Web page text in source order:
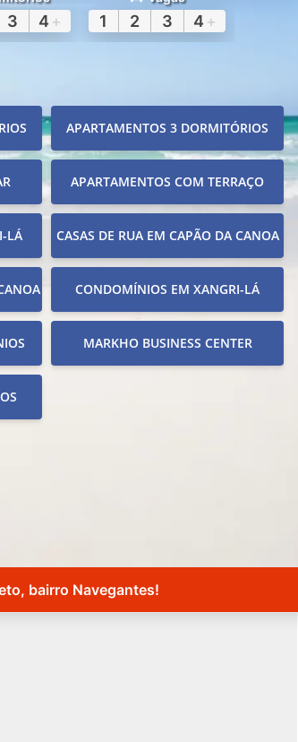
3 4 + 1 2 3 4 +
APARTAMENTOS 3 DORMITÓRIOS
APARTAMENTOS COM TERRAÇO
LÁ CASAS DE RUA EM CAPÃO DA CANOA
CONDOMÍNIOS EM XANGRI-LÁ
MARKHO BUSINESS CENTER
bairro Navegantes!